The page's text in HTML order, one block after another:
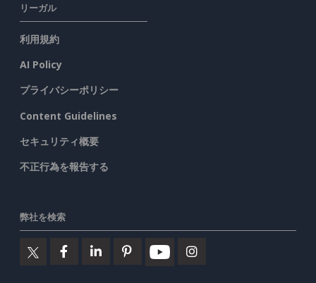
リーガル
利用規約
AI Policy
プライバシーポリシー
Content Guidelines
セキュリティ概要
不正行為を報告する
弊社を検索